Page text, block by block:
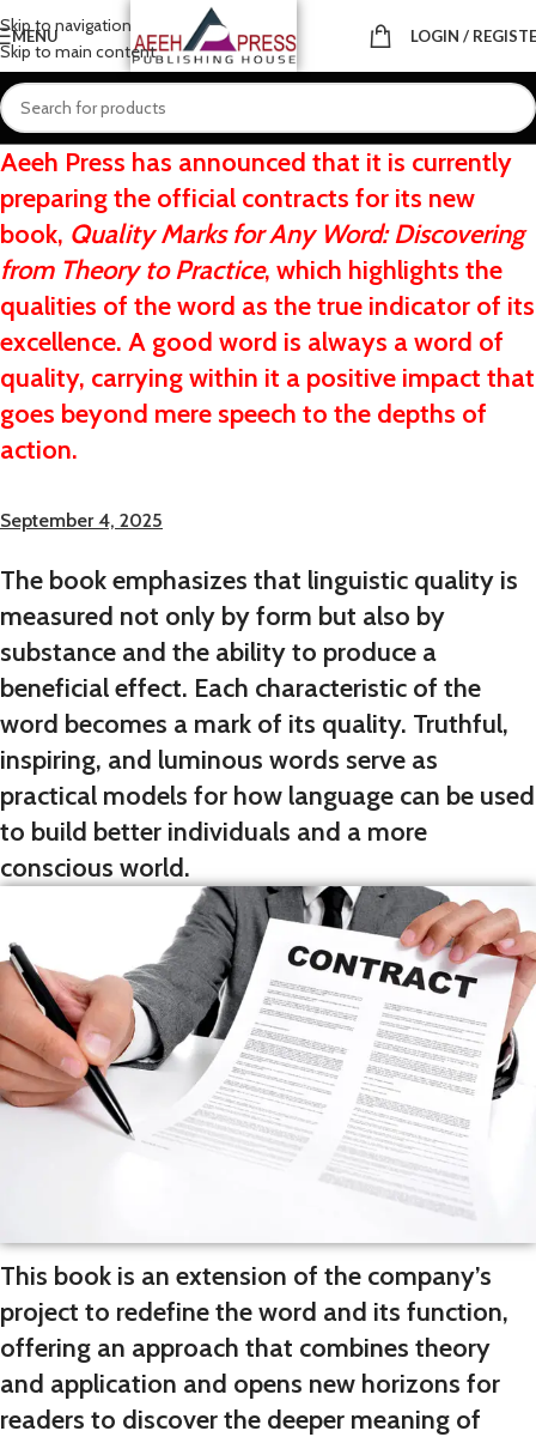
Skip to navigation
Skip to main content
MENU LOGIN /
Aeeh Press has announced that it is currently
preparing the official contracts for its new
book, Quality Marks for Any Word: Discovering
from Theory to Practice, which highlights the
qualities of the word as the true indicator of its
excellence. A good word is always a word of
quality, carrying within it a positive impact that
goes beyond mere speech to the depths of
action.
September 4, 2025
The book emphasizes that linguistic quality is
measured not only by form but also by
substance and the ability to produce a
beneficial effect. Each characteristic of the
word becomes a mark of its quality. Truthful,
inspiring, and luminous words serve as
practical models for how language can be used
to build better individuals and a more
conscious world.
This book is an extension of the company’s
project to redefine the word and its function,
offering an approach that combines theory
and application and opens new horizons for
readers to discover the deeper meaning of